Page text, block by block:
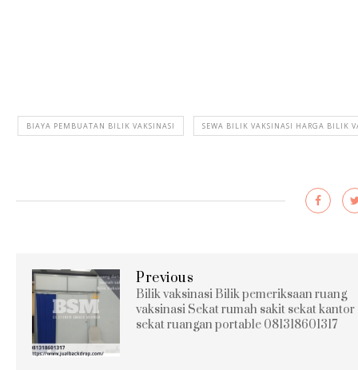
BIAYA PEMBUATAN BILIK VAKSINASI SEWA BILIK VAKSINASI HARGA BILIK
Previous
Bilik vaksinasi Bilik pemeriksaan ruang
vaksinasi Sekat rumah sakit sekat kantor
sekat ruangan portable 081318601317